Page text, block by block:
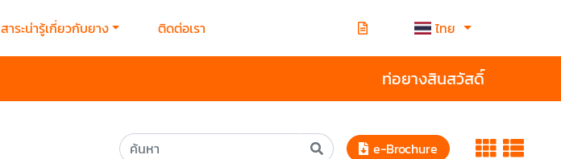
สาระน่ารู้เกี่ยวกับยาง ติดต่อเรา ไทย
ท่อยางสินสวัสดิ์
e-Brochure